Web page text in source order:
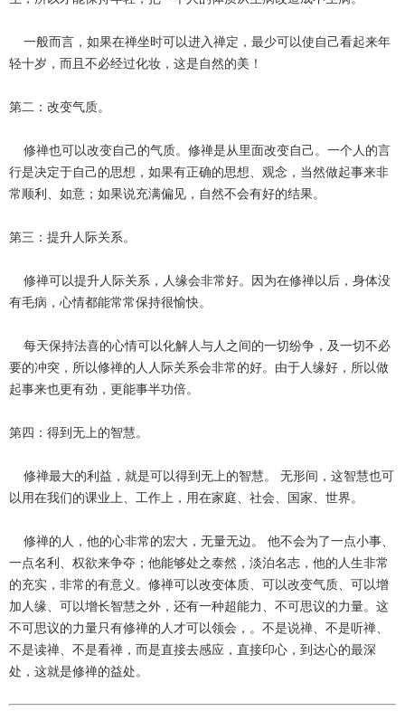
一般而言，如果在禅坐时可以进入禅定，最少可以使自己看起来年
轻十岁，而且不必经过化妆，这是自然的美！
第二：改变气质。
修禅也可以改变自己的气质。修禅是从里面改变自己。一个人的言
行是决定于自己的思想，如果有正确的思想、观念，当然做起事来非
常顺利、如意；如果说充满偏见，自然不会有好的结果。
第三：提升人际关系。
修禅可以提升人际关系，人缘会非常好。因为在修禅以后，身体没
有毛病，心情都能常常保持很愉快。
每天保持法喜的心情可以化解人与人之间的一切纷争，及一切不必
要的冲突，所以修禅的人人际关系会非常的好。由于人缘好，所以做
起事来也更有劲，更能事半功倍。
第四：得到无上的智慧。
修禅最大的利益，就是可以得到无上的智慧。 无形间，这智慧也可
以用在我们的课业上、工作上，用在家庭、社会、国家、世界。
修禅的人，他的心非常的宏大，无量无边。 他不会为了一点小事、
一点名利、权欲来争夺；他能够处之泰然，淡泊名志，他的人生非常
的充实，非常的有意义。修禅可以改变体质、可以改变气质、可以增
加人缘、可以增长智慧之外，还有一种超能力、不可思议的力量。这
不可思议的力量只有修禅的人才可以领会，。不是说禅、不是听禅、
不是读禅、不是看禅，而是直接去感应，直接印心，到达心的最深
处，这就是修禅的益处。